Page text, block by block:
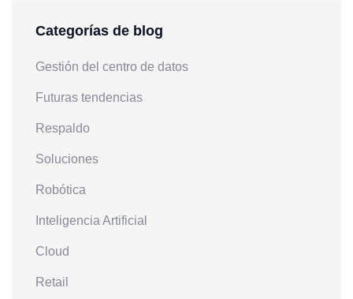
Categorías de blog
Gestión del centro de datos
Futuras tendencias
Respaldo
Soluciones
Robótica
Inteligencia Artificial
Cloud
Retail